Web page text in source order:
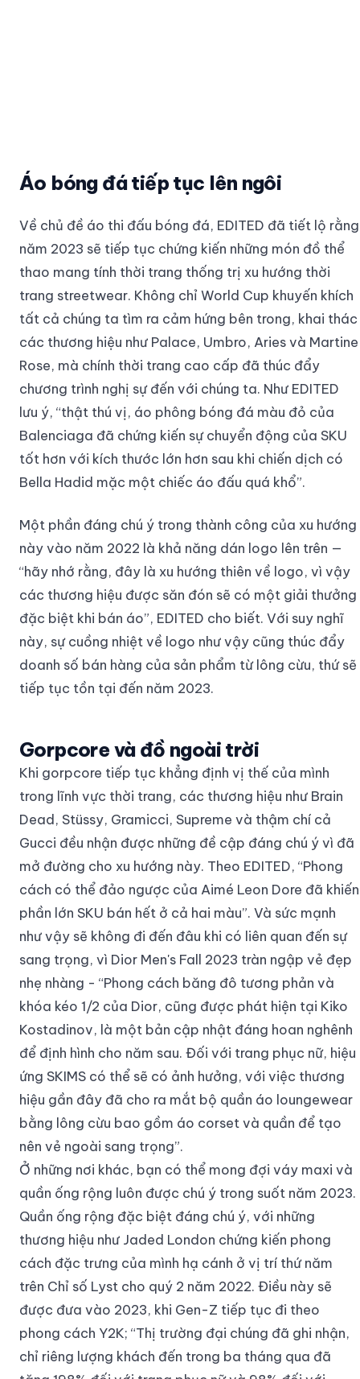
Áo bóng đá tiếp tục lên ngôi
Về chủ đề áo thi đấu bóng đá, EDITED đã tiết lộ rằng
năm 2023 sẽ tiếp tục chứng kiến những món đồ thể
thao mang tính thời trang thống trị xu hướng thời
trang streetwear. Không chỉ World Cup khuyến khích
tất cả chúng ta tìm ra cảm hứng bên trong, khai thác
các thương hiệu như Palace, Umbro, Aries và Martine
Rose, mà chính thời trang cao cấp đã thúc đẩy
chương trình nghị sự đến với chúng ta. Như EDITED
lưu ý, “thật thú vị, áo phông bóng đá màu đỏ của
Balenciaga đã chứng kiến ​​sự chuyển động của SKU
tốt hơn với kích thước lớn hơn sau khi chiến dịch có
Bella Hadid mặc một chiếc áo đấu quá khổ”.
Một phần đáng chú ý trong thành công của xu hướng
này vào năm 2022 là khả năng dán logo lên trên —
“hãy nhớ rằng, đây là xu hướng thiên về logo, vì vậy
các thương hiệu được săn đón sẽ có một giải thưởng
đặc biệt khi bán áo”, EDITED cho biết. Với suy nghĩ
này, sự cuồng nhiệt về logo như vậy cũng thúc đẩy
doanh số bán hàng của sản phẩm từ lông cừu, thứ sẽ
tiếp tục tồn tại đến năm 2023.
Gorpcore và đồ ngoài trời
Khi gorpcore tiếp tục khẳng định vị thế của mình
trong lĩnh vực thời trang, các thương hiệu như Brain
Dead, Stüssy, Gramicci, Supreme và thậm chí cả
Gucci đều nhận được những đề cập đáng chú ý vì đã
mở đường cho xu hướng này. Theo EDITED, “Phong
cách có thể đảo ngược của Aimé Leon Dore đã khiến
phần lớn SKU bán hết ở cả hai màu”. Và sức mạnh
như vậy sẽ không đi đến đâu khi có liên quan đến sự
sang trọng, vì Dior Men's Fall 2023 tràn ngập vẻ đẹp
nhẹ nhàng - “Phong cách băng đô tương phản và
khóa kéo 1/2 của Dior, cũng được phát hiện tại Kiko
Kostadinov, là một bản cập nhật đáng hoan nghênh
để định hình cho năm sau. Đối với trang phục nữ, hiệu
ứng SKIMS có thể sẽ có ảnh hưởng, với việc thương
hiệu gần đây đã cho ra mắt bộ quần áo loungewear
bằng lông cừu bao gồm áo corset và quần để tạo
nên vẻ ngoài sang trọng”.
Ở những nơi khác, bạn có thể mong đợi váy maxi và
quần ống rộng luôn được chú ý trong suốt năm 2023.
Quần ống rộng đặc biệt đáng chú ý, với những
thương hiệu như Jaded London chứng kiến phong
cách đặc trưng của mình hạ cánh ở vị trí thứ năm
trên Chỉ số Lyst cho quý 2 năm 2022. Điều này sẽ
được đưa vào 2023, khi Gen-Z tiếp tục đi theo
phong cách Y2K; “Thị trường đại chúng đã ghi nhận,
chỉ riêng lượng khách đến trong ba tháng qua đã